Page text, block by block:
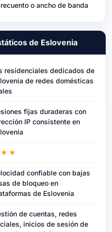
recuento o ancho de banda
de Eslovenia
residenciales dedicados de
de redes domésticas
fijas duraderas con
IP consistente en
confiable con bajas
de bloqueo en
de Eslovenia
de cuentas, redes
inicios de sesión de